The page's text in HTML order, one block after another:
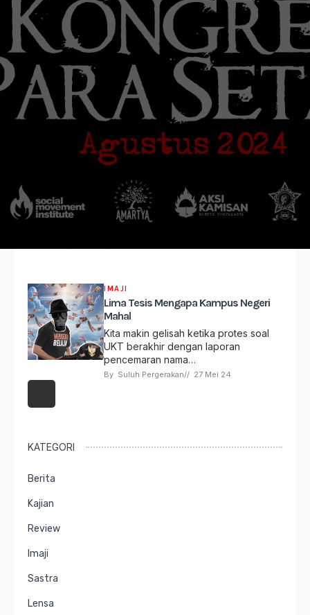
IMAJI
Lima Tesis Mengapa Kampus Negeri
Mahal
Kita makin gelisah ketika protes soal
UKT berakhir dengan laporan
pencemaran nama…
By Suluh Pergerakan// 27 Mei 24
KATEGORI
Berita
Kajian
Review
Imaji
Sastra
Lensa